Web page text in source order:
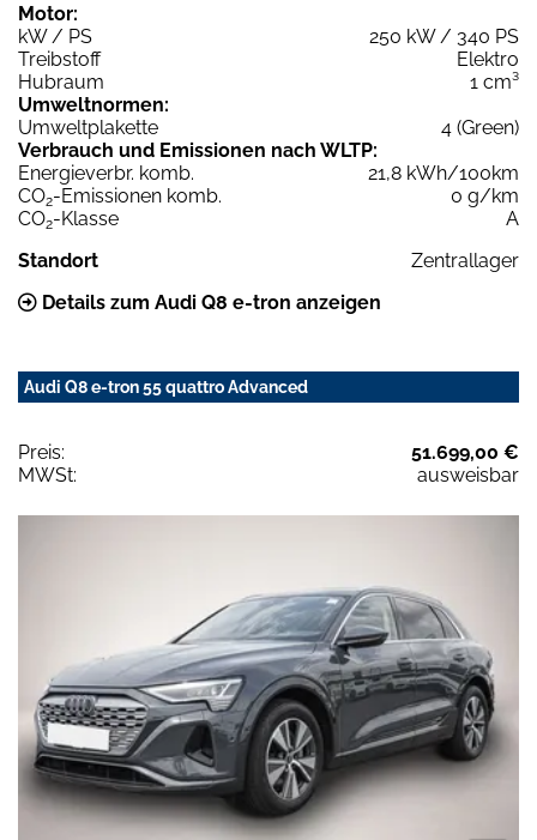
Motor:
kW / PS
250 kW / 340 PS
Treibstoff
Elektro
Hubraum
1 cm³
Umweltnormen:
Umweltplakette
4 (Green)
Verbrauch und Emissionen nach WLTP:
Energieverbr. komb.
21,8 kWh/100km
CO2-Emissionen komb.
0 g/km
CO2-Klasse
A
Standort
Zentrallager
Details zum Audi Q8 e-tron anzeigen
Audi Q8 e-tron 55 quattro Advanced
Preis:
51.699,00 €
MWSt:
ausweisbar